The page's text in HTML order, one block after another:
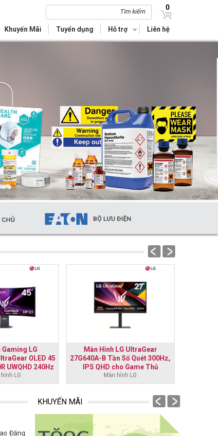
0
Tìm kiếm
Khuyến Mãi Tuyển dụng Hỗ trợ Liên hệ
BỘ LƯU ĐIỆN
Gaming LG
OLED 45
UWQHD 240Hz
Black 400
LG
Màn Hình LG UltraGear
27G640A-B Tần Số Quét 300Hz,
IPS QHD cho Game Thủ
Màn hình LG
prev next
KHUYẾN MÃI prev next
Đăng